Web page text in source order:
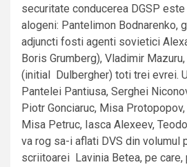
securitate conducerea DGSP
alogeni: Pantelimon Bodnarenko,
adjuncti fosti agenti sovietici
Boris Grumberg), Vladimir
(initial Dulbergher) toti trei evrei.
Pantelei Pantiusa, Serghei
Piotr Gonciaruc, Misa
Misa Petruc, Iasca Alexeev,
va rog sa-i aflati DVS din volumul
scriitoarei Lavinia Betea, pe care,